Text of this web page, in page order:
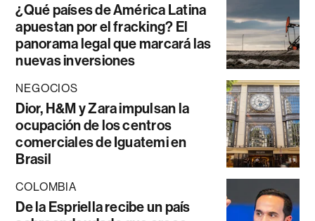
¿Qué países de América Latina
apuestan por el fracking? El
panorama legal que marcará las
nuevas inversiones
NEGOCIOS
Dior, H&M y Zara impulsan la
ocupación de los centros
comerciales de Iguatemi en
Brasil
COLOMBIA
De la Espriella recibe un país